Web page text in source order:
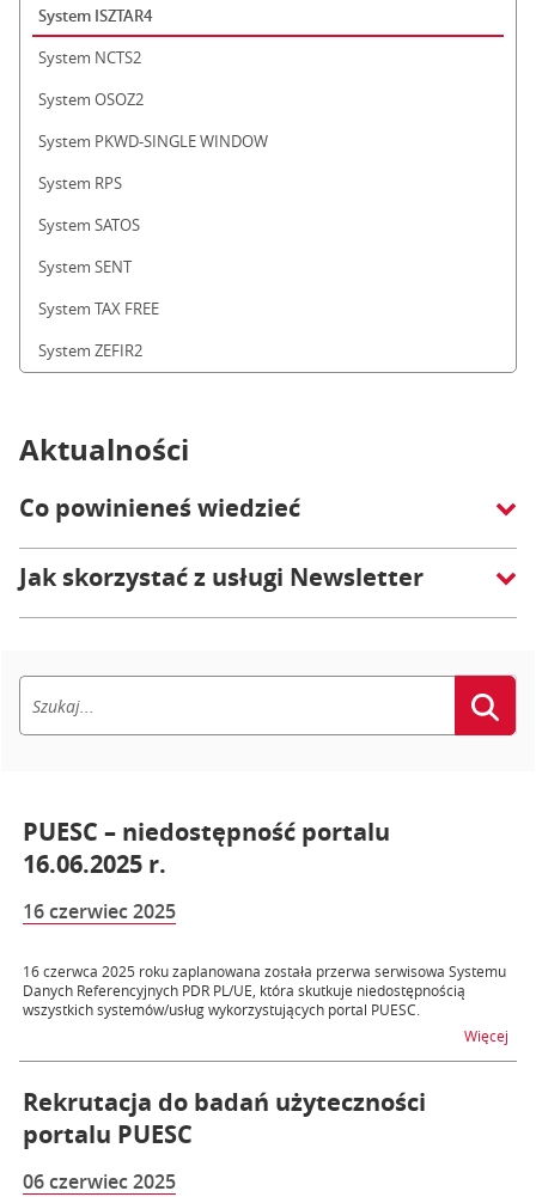
System ISZTAR4
System NCTS2
System OSOZ2
System PKWD-SINGLE WINDOW
System RPS
System SATOS
System SENT
System TAX FREE
System ZEFIR2
Aktualności
Co powinieneś wiedzieć
Jak skorzystać z usługi Newsletter
PUESC – niedostępność portalu
16.06.2025 r.
16 czerwiec 2025
16 czerwca 2025 roku zaplanowana została przerwa serwisowa Systemu
Danych Referencyjnych PDR PL/UE, która skutkuje niedostępnością
wszystkich systemów/usług wykorzystujących portal PUESC.
Więcej
Rekrutacja do badań użyteczności
portalu PUESC
06 czerwiec 2025